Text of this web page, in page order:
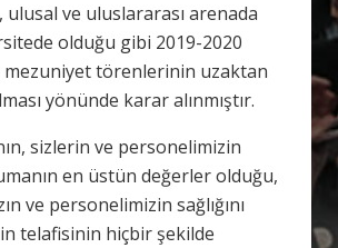
ve uluslararası arenada
olduğu gibi 2019-2020
mezuniyet törenlerinin uzaktan
yönünde karar alınmıştır.
sizlerin ve personelimizin
en üstün değerler olduğu,
ve personelimizin sağlığını
telafisinin hiçbir şekilde